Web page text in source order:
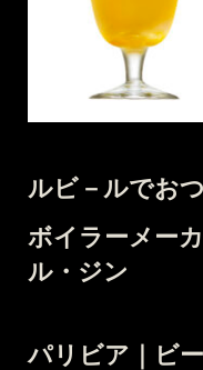
ビ－ル
ルビ－ルでお
ボイラーメー
ル・ジン
ミチュ
パリビア｜ビ